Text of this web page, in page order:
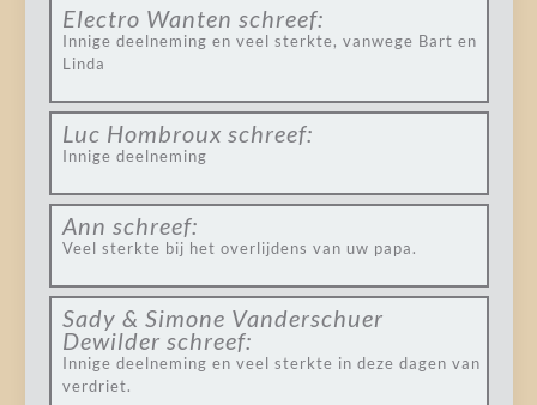
Electro Wanten schreef:
Innige deelneming en veel sterkte, vanwege Bart en
Linda
Luc Hombroux schreef:
Innige deelneming
Ann schreef:
Veel sterkte bij het overlijdens van uw papa.
Sady & Simone Vanderschuer
Dewilder schreef:
Innige deelneming en veel sterkte in deze dagen van
verdriet.